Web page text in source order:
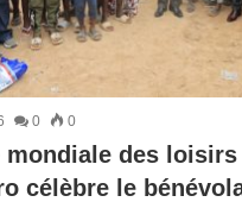
0 0
mondiale des loisirs
célèbre le